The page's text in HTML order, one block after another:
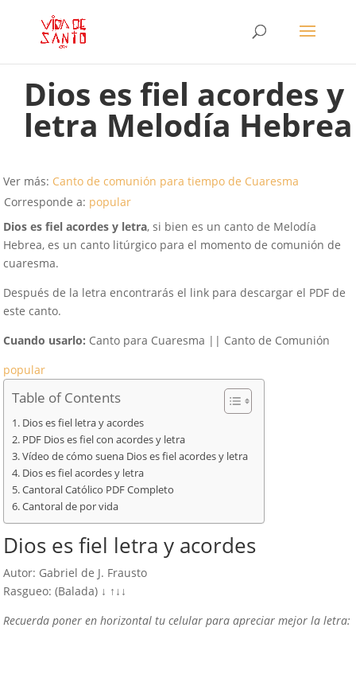
Dios es fiel acordes y
letra Melodía Hebrea
Ver más: Canto de comunión para tiempo de Cuaresma
Corresponde a: popular
Dios es fiel acordes y letra, si bien es un canto de Melodía
Hebrea, es un canto litúrgico para el momento de comunión de
cuaresma.
Después de la letra encontrarás el link para descargar el PDF de
este canto.
Cuando usarlo: Canto para Cuaresma || Canto de Comunión
popular
Table of Contents
Dios es fiel letra y acordes
PDF Dios es fiel con acordes y letra
Vídeo de cómo suena Dios es fiel acordes y letra
Dios es fiel acordes y letra
Cantoral Católico PDF Completo
Cantoral de por vida
Dios es fiel letra y acordes
Autor: Gabriel de J. Frausto
Rasgueo: (Balada) ↓ ↑↓↓
Recuerda poner en horizontal tu celular para apreciar mejor la letra: